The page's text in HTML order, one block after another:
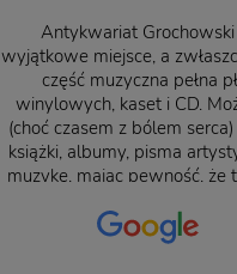
​Antykwariat
wyjątkowe miejsce, a
część muzyczna pełna
winylowych, kaset i CD.
(choć czasem z bólem
książki, albumy, pisma
muzykę, mając pewność, że
– nasze książki w trakcie
przepakowywania. Część